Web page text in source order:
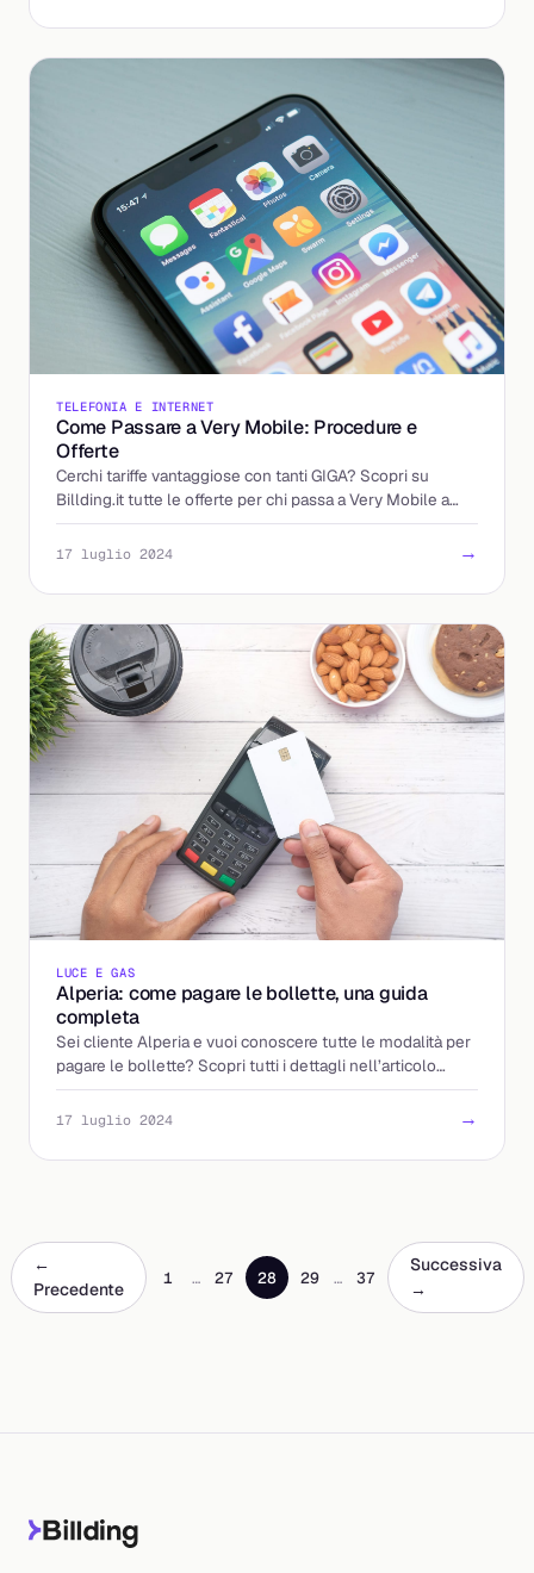
TELEFONIA E INTERNET
Come Passare a Very Mobile: Procedure e
Offerte
Cerchi tariffe vantaggiose con tanti GIGA? Scopri su
Billding.it tutte le offerte per chi passa a Very Mobile a
partire da €5.99
17 luglio 2024 →
LUCE E GAS
Alperia: come pagare le bollette, una guida
completa
Sei cliente Alperia e vuoi conoscere tutte le modalità per
pagare le bollette? Scopri tutti i dettagli nell’articolo
dedicato.
17 luglio 2024 →
←
Precedente
1 … 27 28 29 … 37
Successiva
→